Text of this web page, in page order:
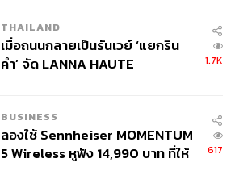
ณสมบัติเหมาะสมจะถูกนำมาทดสอบ
มีที่ขับเคลื่อนด้วย AI ผ่านระบบคลา
องเพื่อตรวจสอบประสิทธิภาพของ
ใหม่ เพื่อความปลอดภัยยั่งยืน
กคาดว่าจะเพิ่มขึ้นอีกร้อยละ 50
THAILAND
เมื่อถนนกลายเป็นรันเวย์ ‘แยกริน
คำ’ จัด LANNA HAUTE
1.7K
BUSINESS
ลองใช้ Sennheiser MOMENTUM
5 Wireless หูฟัง 14,990 บาท ที่ให้
617